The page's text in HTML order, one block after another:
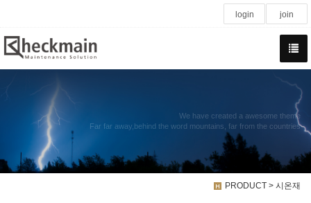
login join
We have created a awesome theme
Far far away,behind the word mountains, far from the countries
PRODUCT > 시온재